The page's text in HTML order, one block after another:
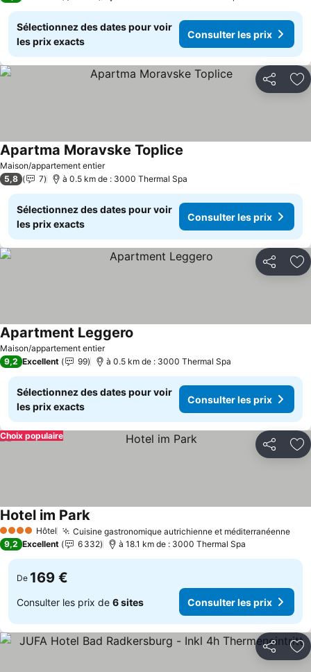
Sélectionnez des dates pour voir
les prix exacts
Consulter les prix
Partager
Maison/appartement entier
Apartma Moravske Toplice
5,8 7 à 0.5 km de : 3000 Thermal Spa
Sélectionnez des dates pour voir
les prix exacts
Consulter les prix
Partager
Maison/appartement entier
Apartment Leggero
9,2 Excellent 99 à 0.5 km de : 3000 Thermal Spa
Sélectionnez des dates pour voir
les prix exacts
Consulter les prix
Partager
Choix populaire
4 Étoiles Hôtel Cuisine gastronomique autrichienne et méditerranéenne
Hotel im ParkConsulter les prix
9,2 Excellent 6 332 à 18.1 km de : 3000 Thermal Spa
De 169 €
Consulter les prix de 6 sites Consulter les prix
Partager